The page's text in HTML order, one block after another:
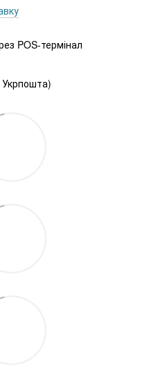
POS-термінал